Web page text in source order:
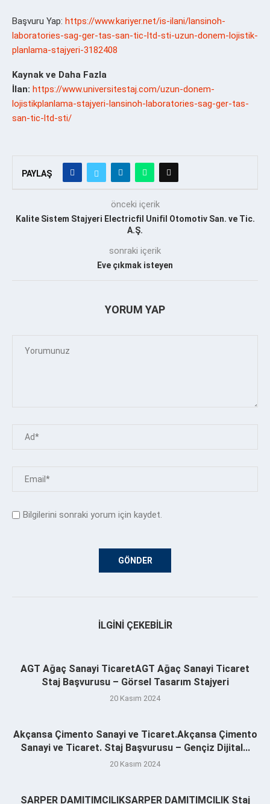
Başvuru Yap: https://www.kariyer.net/is-ilani/lansinoh-
laboratories-sag-ger-tas-san-tic-ltd-sti-uzun-donem-lojistik-
planlama-stajyeri-3182408
Kaynak ve Daha Fazla
İlan: https://www.universitestaj.com/uzun-donem-
lojistikplanlama-stajyeri-lansinoh-laboratories-sag-ger-tas-
san-tic-ltd-sti/
PAYLAŞ
önceki içerik
Kalite Sistem Stajyeri Electricfil Unifil Otomotiv San. ve Tic.
A.Ş.
sonraki içerik
Eve çıkmak isteyen
YORUM YAP
Bilgilerini sonraki yorum için kaydet.
İLGINI ÇEKEBILIR
AGT Ağaç Sanayi TicaretAGT Ağaç Sanayi Ticaret
Staj Başvurusu – Görsel Tasarım Stajyeri
20 Kasım 2024
Akçansa Çimento Sanayi ve Ticaret.Akçansa Çimento
Sanayi ve Ticaret. Staj Başvurusu – Gençiz Dijital...
20 Kasım 2024
SARPER DAMITIMCILIKSARPER DAMITIMCILIK Staj